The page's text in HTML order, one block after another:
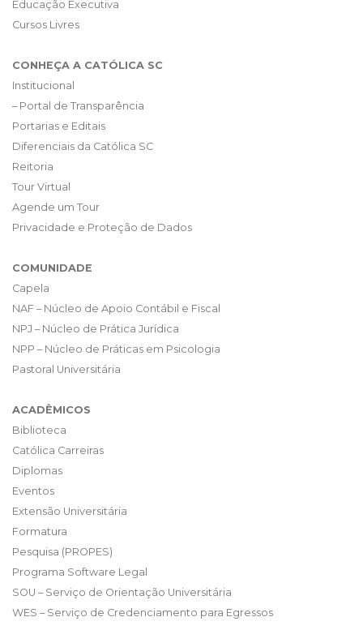
Educação Executiva
Cursos Livres
CONHEÇA A CATÓLICA SC
Institucional
– Portal de Transparência
Portarias e Editais
Diferenciais da Católica SC
Reitoria
Tour Virtual
Agende um Tour
Privacidade e Proteção de Dados
COMUNIDADE
Capela
NAF – Núcleo de Apoio Contábil e Fiscal
NPJ – Núcleo de Prática Jurídica
NPP – Núcleo de Práticas em Psicologia
Pastoral Universitária
ACADÊMICOS
Biblioteca
Católica Carreiras
Diplomas
Eventos
Extensão Universitária
Formatura
Pesquisa (PROPES)
Programa Software Legal
SOU – Serviço de Orientação Universitária
WES – Serviço de Credenciamento para Egressos